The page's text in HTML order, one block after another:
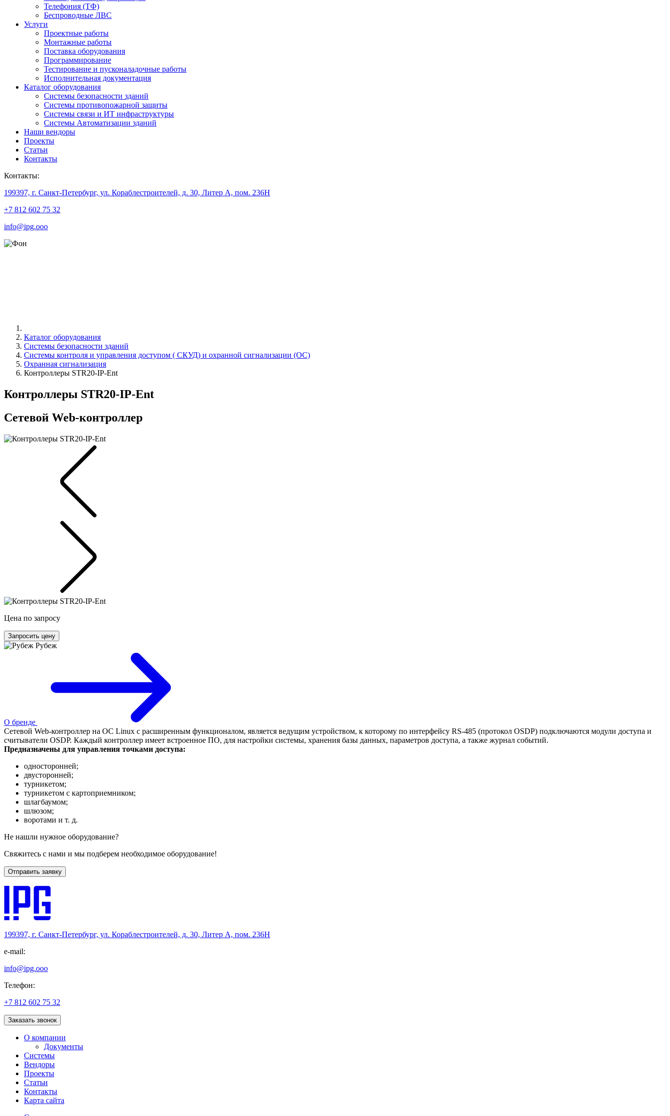
Телефония (ТФ)
Беспроводные ЛВС
Услуги
Проектные работы
Монтажные работы
Поставка оборудования
Программирование
Тестирование и пусконаладочные работы
Исполнительная документация
Каталог оборудования
Системы безопасности зданий
Системы противопожарной защиты
Системы связи и ИТ инфраструктуры
Системы Автоматизации зданий
Наши вендоры
Проекты
Статьи
Контакты
Контакты:
199397, г. Санкт-Петербург, ул. Кораблестроителей, д. 30, Литер А, пом. 236Н
+7 812 602 75 32
info@ipg.ooo
Каталог оборудования
Системы безопасности зданий
Системы контроля и управления доступом ( СКУД) и охранной сигнализации (ОС)
Охранная сигнализация
Контроллеры STR20-IР-Ent
Контроллеры STR20-IР-Ent
Сетевой Web-контроллер
Цена по запросу
Запросить цену
Рубеж
О бренде
Сетевой Web-контроллер на ОС Linux с расширенным функционалом, является ведущим устройством, к которому по интерфейсу RS-485 (протокол OSDP) подключаются модули доступа и
считыватели OSDP. Каждый контроллер имеет встроенное ПО, для настройки системы, хранения базы данных, параметров доступа, а также журнал событий.
Предназначены для управления точками доступа:
односторонней;
двусторонней;
турникетом;
турникетом с картоприемником;
шлагбаумом;
шлюзом;
воротами и т. д.
Не нашли нужное оборудование?
Свяжитесь с нами и мы подберем необходимое оборудование!
Отправить заявку
199397, г. Санкт-Петербург, ул. Кораблестроителей, д. 30, Литер А, пом. 236Н
e-mail:
info@ipg.ooo
Телефон:
+7 812 602 75 32
Заказать звонок
О компании
Документы
Системы
Вендоры
Проекты
Статьи
Контакты
Карта сайта